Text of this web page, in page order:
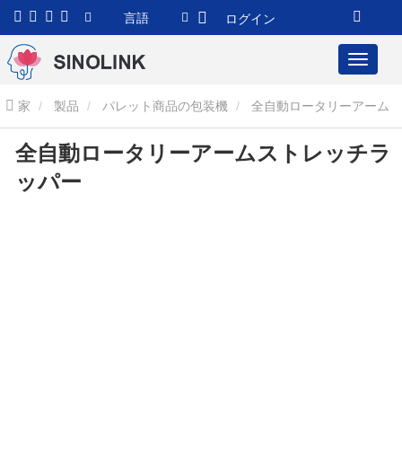
言語 ログイン
家 製品 パレット商品の包装機 全自動ロータリーアーム
ストレッチラッパー 全自動ロータリーアームストレッチラッパー
全自動ロータリーアームストレッチラ
ッパー